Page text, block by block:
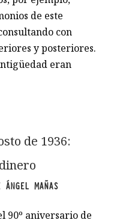
de este
con
y posteriores.
eran
de 1936:
ÁNGEL MAÑAS
90º aniversario de